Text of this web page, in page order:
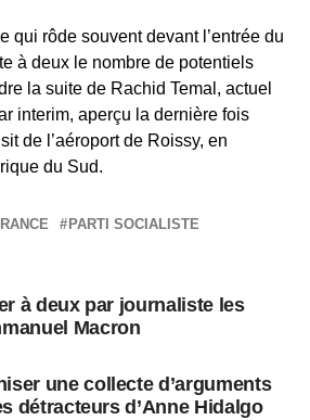
qui rôde souvent devant l’entrée du
à deux le nombre de potentiels
la suite de Rachid Temal, actuel
interim, aperçu la dernière fois
de l’aéroport de Roissy, en
du Sud.
PARTI SOCIALISTE
à deux par journaliste les
Macron
une collecte d’arguments
détracteurs d’Anne Hidalgo